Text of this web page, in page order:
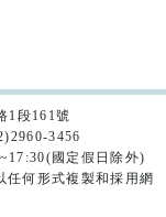
1段161號
3456
國定假日除外)
任何形式複製和採用網